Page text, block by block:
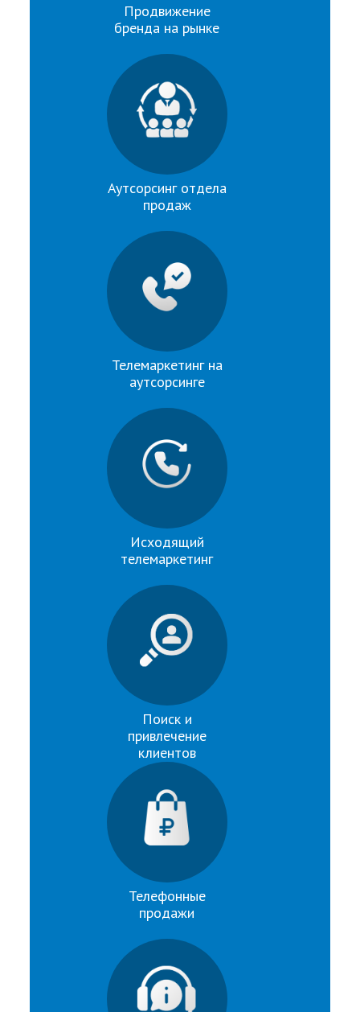
Продвижение
бренда на рынке
Аутсорсинг отдела
продаж
Телемаркетинг на
аутсорсинге
Исходящий
телемаркетинг
Поиск и
привлечение
клиентов
Телефонные
продажи